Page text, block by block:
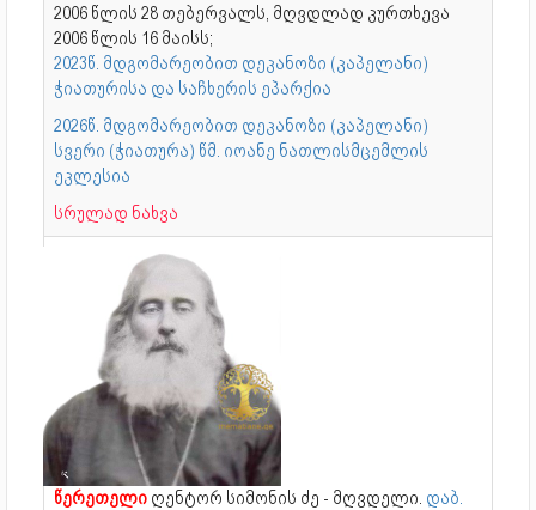
2006 წლის 28 თებერვალს, მღვდლად კურთხევა
2006 წლის 16 მაისს;
2023წ. მდგომარეობით დეკანოზი (კაპელანი)
ჭიათურისა და საჩხერის ეპარქია
2026წ. მდგომარეობით დეკანოზი (კაპელანი)
სვერი (ჭიათურა) წმ. იოანე ნათლისმცემლის
ეკლესია
სრულად ნახვა
წერეთელი ღენტორ სიმონის ძე - მღვდელი. დაბ.